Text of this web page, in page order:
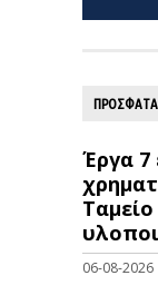
Έργα 7
06-08-2026